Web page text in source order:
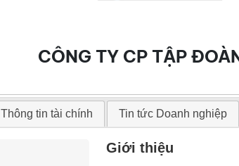
CÔNG TY CP TẬP
Thông tin tài chính Tin tức Doanh nghiệp
Giới thiệu